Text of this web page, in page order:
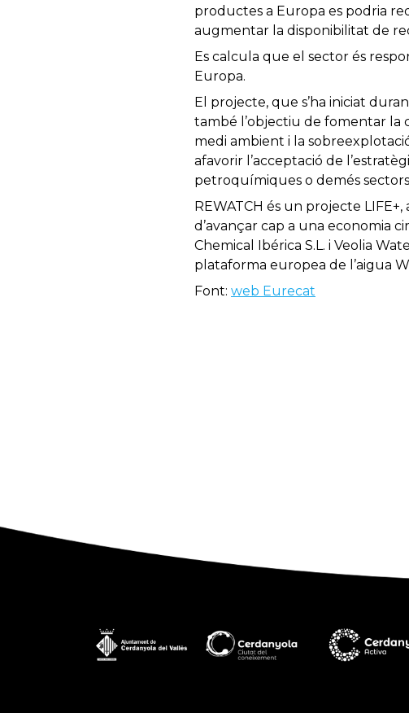
productes a Europa es podria
augmentar la disponibilitat de
Es calcula que el sector és
Europa.
El projecte, que s’ha iniciat
també l’objectiu de fomentar la
medi ambient i la
afavorir l’acceptació de
petroquímiques o demés
REWATCH és un projecte
d’avançar cap a una economia
Chemical Ibérica S.L. i Veolia
plataforma europea de l’aigua
Font: web Eurecat